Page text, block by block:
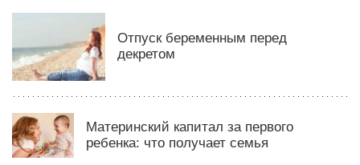
Отпуск беременным перед
декретом
Материнский капитал за первого
ребенка: что получает семья